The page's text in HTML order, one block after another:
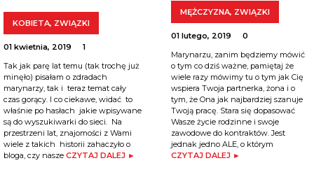
KOBIETA, ZWIĄZKI
01 kwietnia, 2019
1
Tak jak parę lat temu (tak trochę już
minęło) pisałam o zdradach
marynarzy, tak i teraz temat cały
czas gorący. I co ciekawe, widać to
właśnie po hasłach jakie wpisywane
są do wyszukiwarki do sieci. Na
przestrzeni lat, znajomości z Wami
wiele z takich historii zahaczyło o
bloga, czy nasze CZYTAJ DALEJ ►
MĘŻCZYZNA, ZWIĄZKI
01 lutego, 2019
0
Marynarzu, zanim będziemy mówić
o tym co dziś ważne, pamiętaj że
wiele razy mówimy tu o tym jak Cię
wspiera Twoja partnerka, żona i o
tym, że Ona jak najbardziej szanuje
Twoją pracę. Stara się dopasować
Wasze życie rodzinne i swoje
zawodowe do kontraktów. Jest
jednak jedno ALE, o którym
CZYTAJ DALEJ ►